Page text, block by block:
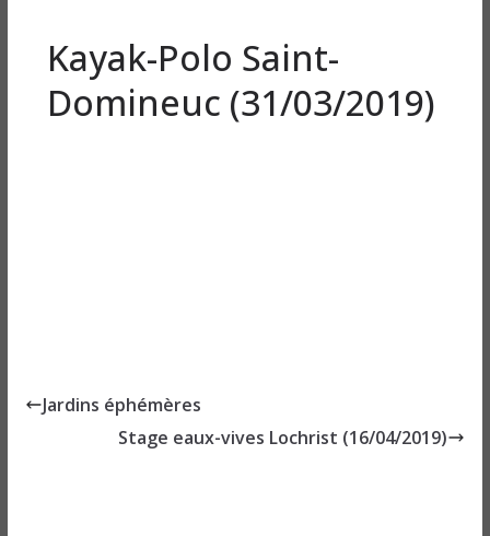
Kayak-Polo Saint-
Domineuc (31/03/2019)
Jardins éphémères
Stage eaux-vives Lochrist (16/04/2019)